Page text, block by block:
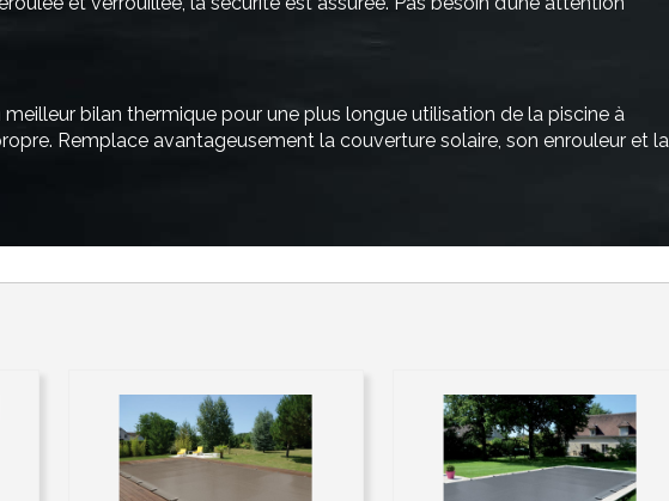
bilan thermique pour une plus longue utilisation de la piscine à
Remplace avantageusement la couverture solaire, son enrouleur et la